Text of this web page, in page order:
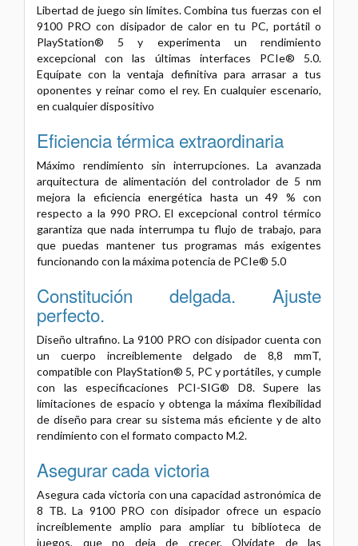
Libertad de juego sin límites. Combina tus fuerzas con el
9100 PRO con disipador de calor en tu PC, portátil o
PlayStation® 5 y experimenta un rendimiento
excepcional con las últimas interfaces PCIe® 5.0.
Equípate con la ventaja definitiva para arrasar a tus
oponentes y reinar como el rey. En cualquier escenario,
en cualquier dispositivo
Eficiencia térmica extraordinaria
Máximo rendimiento sin interrupciones. La avanzada
arquitectura de alimentación del controlador de 5 nm
mejora la eficiencia energética hasta un 49 % con
respecto a la 990 PRO. El excepcional control térmico
garantiza que nada interrumpa tu flujo de trabajo, para
que puedas mantener tus programas más exigentes
funcionando con la máxima potencia de PCIe® 5.0
Constitución delgada. Ajuste
perfecto.
Diseño ultrafino. La 9100 PRO con disipador cuenta con
un cuerpo increíblemente delgado de 8,8 mmT,
compatible con PlayStation® 5, PC y portátiles, y cumple
con las especificaciones PCI-SIG® D8. Supere las
limitaciones de espacio y obtenga la máxima flexibilidad
de diseño para crear su sistema más eficiente y de alto
rendimiento con el formato compacto M.2.
Asegurar cada victoria
Asegura cada victoria con una capacidad astronómica de
8 TB. La 9100 PRO con disipador ofrece un espacio
increíblemente amplio para ampliar tu biblioteca de
juegos, que no deja de crecer. Olvídate de las